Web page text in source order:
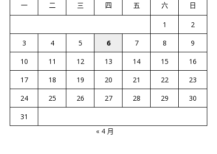
一 二 三 四 五 六 日
1
2
3
4 5 6 7 8
9
10
11 12 13 14 15
16
17
18 19 20 21 22
23
24
25 26 27 28 29
30
31
« 4 月